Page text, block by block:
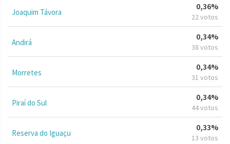
Joaquim Távora
0,36%
22 votos
Andirá
0,34%
38 votos
Morretes
0,34%
31 votos
Piraí do Sul
0,34%
44 votos
Reserva do Iguaçu
0,33%
13 votos